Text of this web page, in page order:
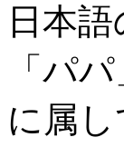
日本
「パ
に属